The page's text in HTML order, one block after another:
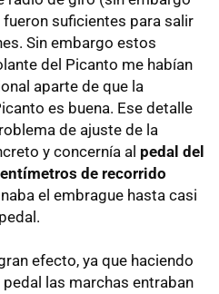
fueron suficientes para salir
Sin embargo estos
del Picanto me habían
aparte de que la
es buena. Ese detalle
de ajuste de la
y concernía al pedal del
de recorrido
el embrague hasta casi
efecto, ya que haciendo
las marchas entraban